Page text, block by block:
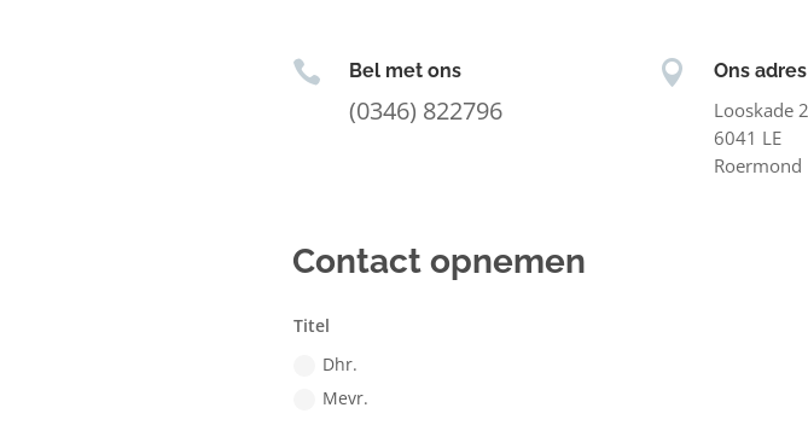
 Bel met ons
(0346) 822796
 Ons adres
Looskade
6041 LE
Roermond
Contact opnemen
Titel
Dhr.
Mevr.